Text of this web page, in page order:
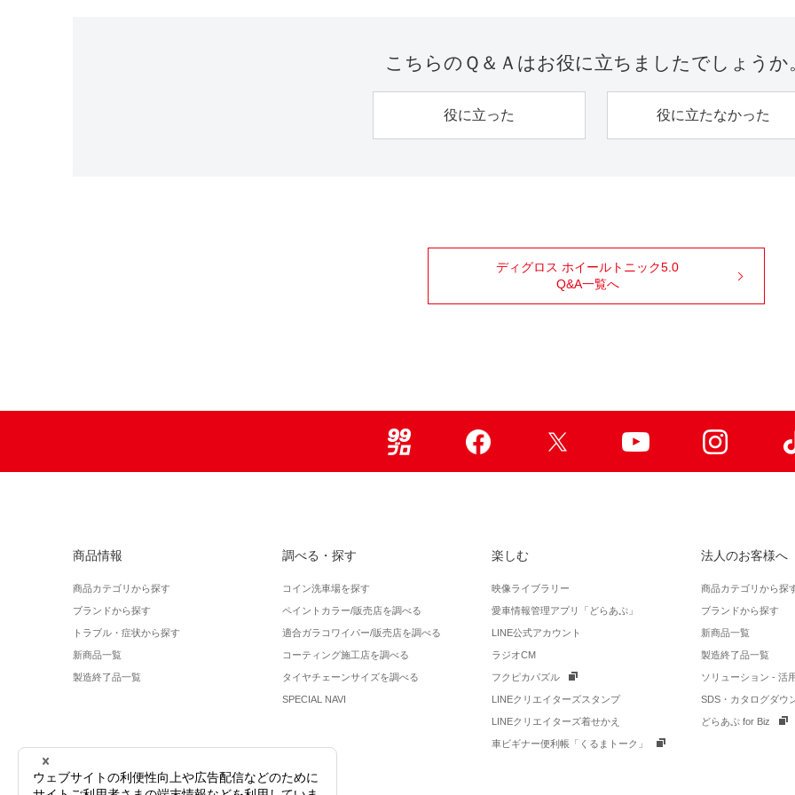
こちらのＱ＆Ａは お役に立ちましたでしょうか
役に立った 役に立たなかった
ディグロス ホイールトニック5.0
Q&A一覧へ
商品情報
商品カテゴリから探す
ブランドから探す
トラブル・症状から探す
新商品一覧
製造終了品一覧
調べる・探す
コイン洗車場を探す
ペイントカラー/販売店を調べる
適合ガラコワイパー/販売店を調べる
コーティング施工店を調べる
タイヤチェーンサイズを調べる
SPECIAL NAVI
楽しむ
映像ライブラリー
愛車情報管理アプリ「どらあぷ」
LINE公式アカウント
ラジオCM
フクピカパズル
LINEクリエイターズスタンプ
LINEクリエイターズ着せかえ
車ビギナー便利帳「くるまトーク」
法人のお客様へ
商品カテゴリから探
ブランドから探す
新商品一覧
製造終了品一覧
ソリューション - 活
SDS・カタログダウ
どらあぷ for Biz